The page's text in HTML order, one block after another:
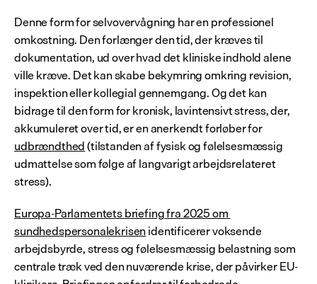
Denne form for selvovervågning har en professionel
omkostning. Den forlænger den tid, der kræves til
dokumentation, ud over hvad det kliniske indhold alene
ville kræve. Det kan skabe bekymring omkring revision,
inspektion eller kollegial gennemgang. Og det kan
bidrage til den form for kronisk, lavintensivt stress, der,
udbrændthed (tilstanden af fysisk og følelsesmæssig
udmattelse som følge af langvarigt arbejdsrelateret
stress).
Europa-Parlamentets briefing fra 2025 om
sundhedspersonalekrisen identificerer voksende
arbejdsbyrde, stress og følelsesmæssig belastning som
centrale træk ved den nuværende krise, der påvirker EU-